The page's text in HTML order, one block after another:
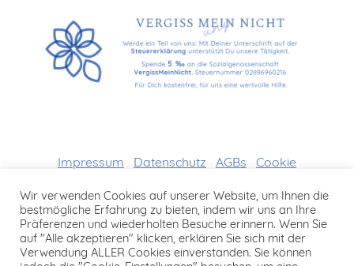
Impressum Datenschutz AGBs
Cookie
Wir verwenden Cookies auf unserer Website, um Ihnen die
bestmögliche Erfahrung zu bieten, indem wir uns an Ihre
Präferenzen und wiederholten Besuche erinnern. Wenn Sie
auf "Alle akzeptieren" klicken, erklären Sie sich mit der
Verwendung ALLER Cookies einverstanden. Sie können